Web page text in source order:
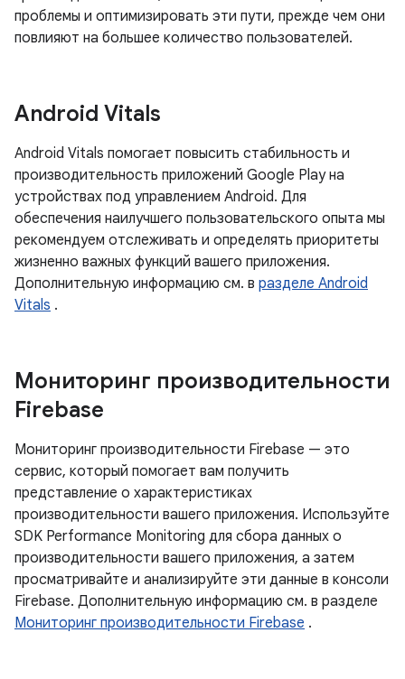
проблемы и оптимизировать эти пути, прежде чем они
повлияют на большее количество пользователей.
Android Vitals
Android Vitals помогает повысить стабильность и
производительность приложений Google Play на
устройствах под управлением Android. Для
обеспечения наилучшего пользовательского опыта мы
рекомендуем отслеживать и определять приоритеты
жизненно важных функций вашего приложения.
Дополнительную информацию см. в разделе Android
Vitals .
Мониторинг производительности
Firebase
Мониторинг производительности Firebase — это
сервис, который помогает вам получить
представление о характеристиках
производительности вашего приложения. Используйте
SDK Performance Monitoring для сбора данных о
производительности вашего приложения, а затем
просматривайте и анализируйте эти данные в консоли
Firebase. Дополнительную информацию см. в разделе
Мониторинг производительности Firebase .